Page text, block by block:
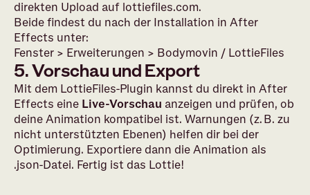
direkten Upload auf lottiefiles.com.
Beide findest du nach der Installation in After
Effects unter:
Fenster > Erweiterungen > Bodymovin / LottieFiles
5. Vorschau und Export
Mit dem LottieFiles-Plugin kannst du direkt in After
Effects eine Live-Vorschau anzeigen und prüfen, ob
deine Animation kompatibel ist. Warnungen (z. B. zu
nicht unterstützten Ebenen) helfen dir bei der
Optimierung. Exportiere dann die Animation als
.json-Datei. Fertig ist das Lottie!